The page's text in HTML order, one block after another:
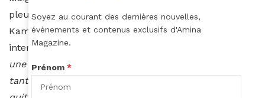
pleurer en prêtant ses traits à Anne, la maman de
Kamini. C’est un véritable cadeau qu’elle nous fait en
interprétant cette femme noire digne et forte.
une personnalité qui m’a rappelé certaines de mes
tantes ou ma mère. Anne se confronte aux autres,
Soyez au courant des dernières nouvelles,
événements et contenus exclusifs d'Amina
Magazine.
Prénom *